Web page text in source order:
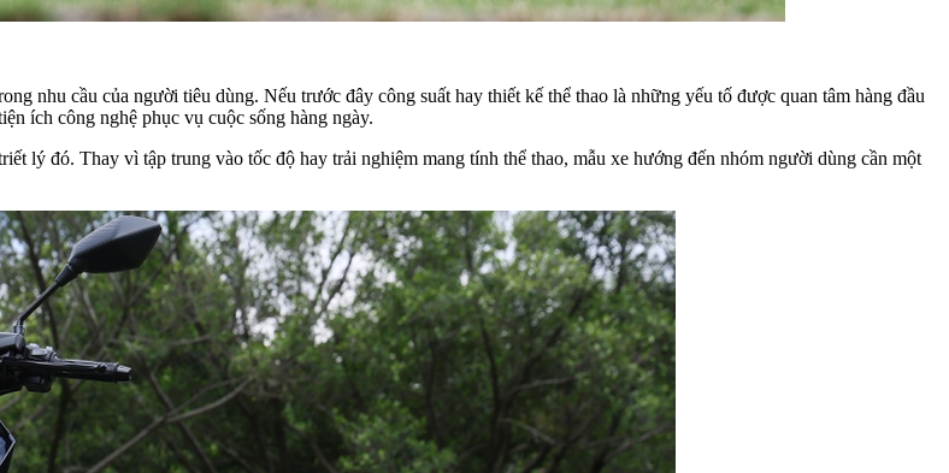
nhu cầu của người tiêu dùng. Nếu trước đây công suất hay thiết kế thể thao là những yếu tố được quan tâm hàng đầu
ích công nghệ phục vụ cuộc sống hàng ngày.
lý đó. Thay vì tập trung vào tốc độ hay trải nghiệm mang tính thể thao, mẫu xe hướng đến nhóm người dùng cần một